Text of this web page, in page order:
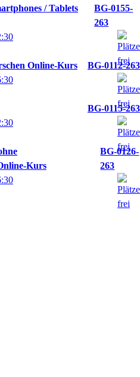
/ Tablets
BG-0155-
263
Online-Kurs
BG-0112-263
BG-0115-263
Kurs
BG-0126-
263